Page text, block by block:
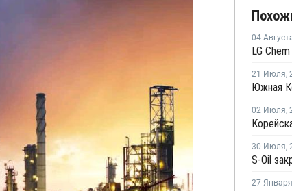
04
21 Июля,
02 Июля,
30 Июля,
27 Января